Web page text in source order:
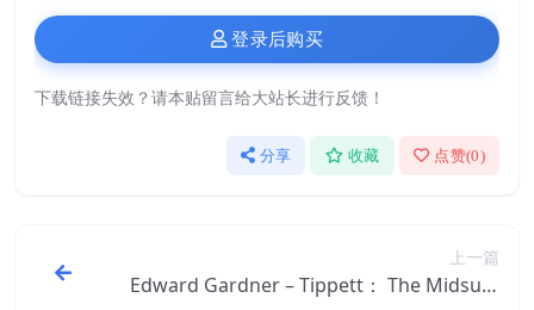
登录后购买
下载链接失效？请本贴留言给大站长进行反馈！
分享 收藏 点赞(0)
上一篇
Edward Gardner – Tippett： The Midsum